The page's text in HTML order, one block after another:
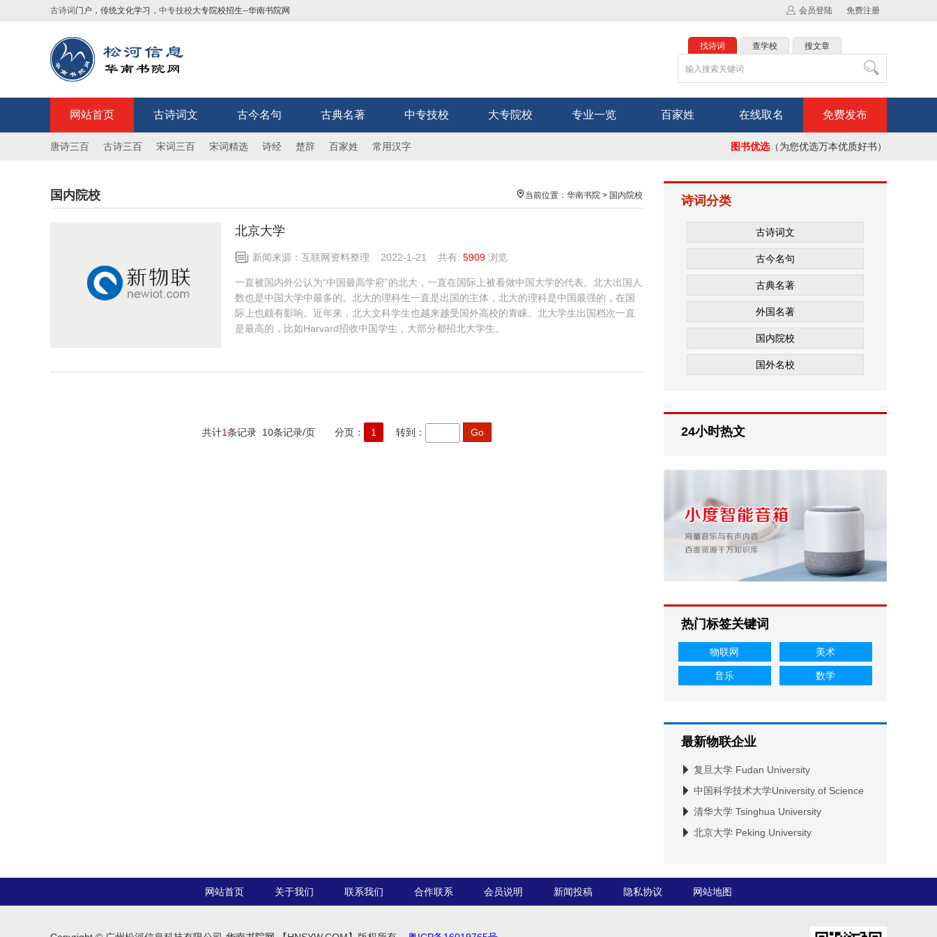
古诗词 门户，传统文化学习， 中专技校大专院校招生--华南书院网 免费注册
会员登陆
找诗词 查学校 搜文章
网站首页 古诗词文 古今名句 古典名著 中专技校 大专院校 专业一览 百家姓 在线取名 免费发布
唐诗三百 古诗三百 宋词三百 宋词精选 诗经 楚辞 百家姓 常用汉字 图书优选（为您优选万本优质好书）
国内院校 当前位置： 华南书院 > 国内院校
北京大学
新闻来源：互联网资料整理 2022-1-21 共有: 5909 浏览
一直被国内外公认为“中国最高学府”的北大，一直在国际上被看做中国大学的代表。北大出国人
数也是中国大学中最多的。北大的理科生一直是出国的主体，北大的理科是中国最强的，在国
际上也颇有影响。近年来，北大文科学生也越来越受国外高校的青睐。北大学生出国档次一直
是最高的，比如Harvard招收中国学生，大部分都招北大学生。
共计1条记录 10条记录/页 分页： 1 转到：
诗词分类
古诗词文
古今名句
古典名著
外国名著
国内院校
国外名校
24小时热文
热门标签关键词
物联网 美术
音乐 数学
最新物联企业
复旦大学 Fudan University
中国科学技术大学University of Science
and Technology of China
清华大学 Tsinghua University
北京大学 Peking University
网站首页 关于我们 联系我们 合作联系 会员说明 新闻投稿 隐私协议 网站地图